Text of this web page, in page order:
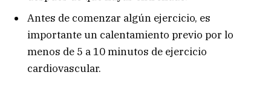
Antes de comenzar algún ejercicio, es
importante un calentamiento previo por lo
menos de 5 a 10 minutos de ejercicio
cardiovascular.